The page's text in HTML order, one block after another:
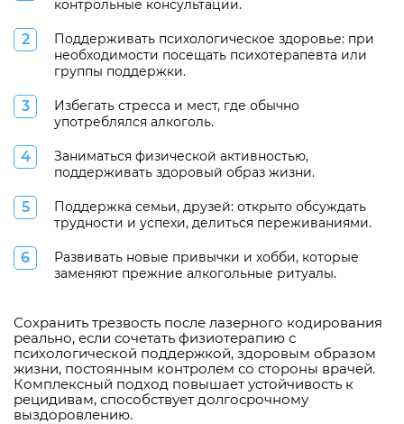
контрольные консультации.
Поддерживать психологическое здоровье: при
необходимости посещать психотерапевта или
группы поддержки.
Избегать стресса и мест, где обычно
употреблялся алкоголь.
Заниматься физической активностью,
поддерживать здоровый образ жизни.
Поддержка семьи, друзей: открыто обсуждать
трудности и успехи, делиться переживаниями.
Развивать новые привычки и хобби, которые
заменяют прежние алкогольные ритуалы.
Сохранить трезвость после лазерного кодирования
реально, если сочетать физиотерапию с
психологической поддержкой, здоровым образом
жизни, постоянным контролем со стороны врачей.
Комплексный подход повышает устойчивость к
рецидивам, способствует долгосрочному
выздоровлению.